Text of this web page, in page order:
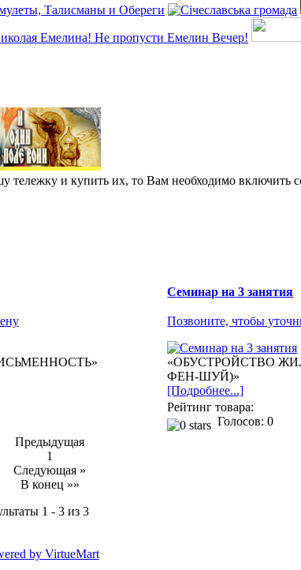
тележку и купить их, то Вам необходимо включить
Семинар на 3 занятия
Позвоните, чтобы
«ОБУСТРОЙСТВО
ФЕН-ШУЙ)»
[Подробнее...]
Рейтинг товара:
Голосов: 0
Предыдущая
1
Следующая »
В конец »»
1 - 3 из 3